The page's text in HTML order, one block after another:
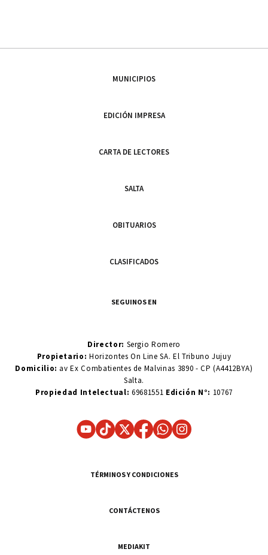
MUNICIPIOS
EDICIÓN IMPRESA
CARTA DE LECTORES
SALTA
OBITUARIOS
CLASIFICADOS
SEGUINOS EN
Director: Sergio Romero
Propietario:Horizontes On Line SA. El Tribuno Jujuy
Domicilio: av Ex Combatientes de Malvinas 3890 - CP (A4412BYA)
Salta.
Propiedad Intelectual: 69681551 Edición N°: 10767
TÉRMINOS Y CONDICIONES
CONTÁCTENOS
MEDIAKIT